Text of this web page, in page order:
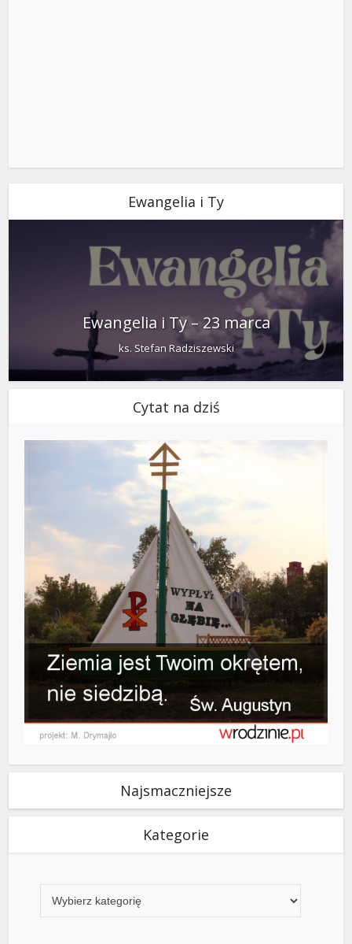
Ewangelia i Ty
Ewangelia i Ty – 23 marca
ks. Stefan Radziszewski
Cytat na dziś
Najsmaczniejsze
Kategorie